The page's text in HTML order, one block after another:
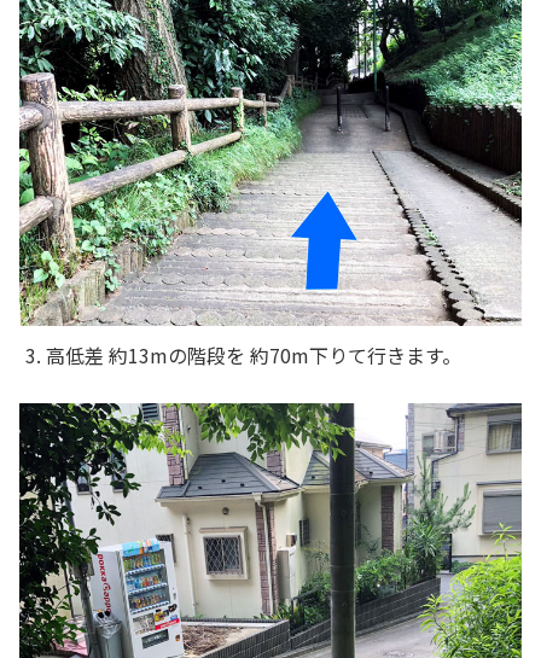
3. 高低差 約13mの階段を 約70m下りて行きます。